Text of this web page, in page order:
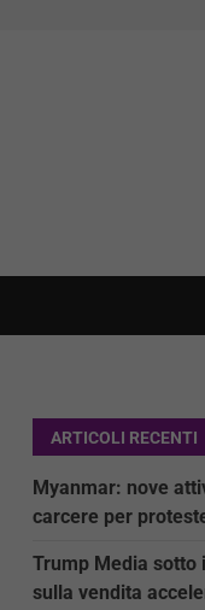
ARTICOLI RECENTI
Myanmar: nove
carcere per
Trump Media sotto
sulla vendita